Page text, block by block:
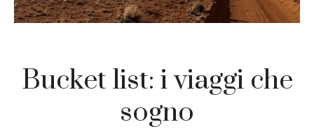
Bucket list: i viaggi che
sogno